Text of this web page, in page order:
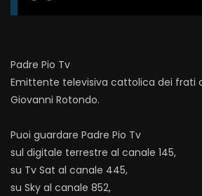
Padre Pio Tv
Emittente televisiva cattolica dei frati
Giovanni Rotondo.
Puoi guardare Padre Pio Tv
sul digitale terrestre al canale 145,
su Tv Sat al canale 445,
su Sky al canale 852,